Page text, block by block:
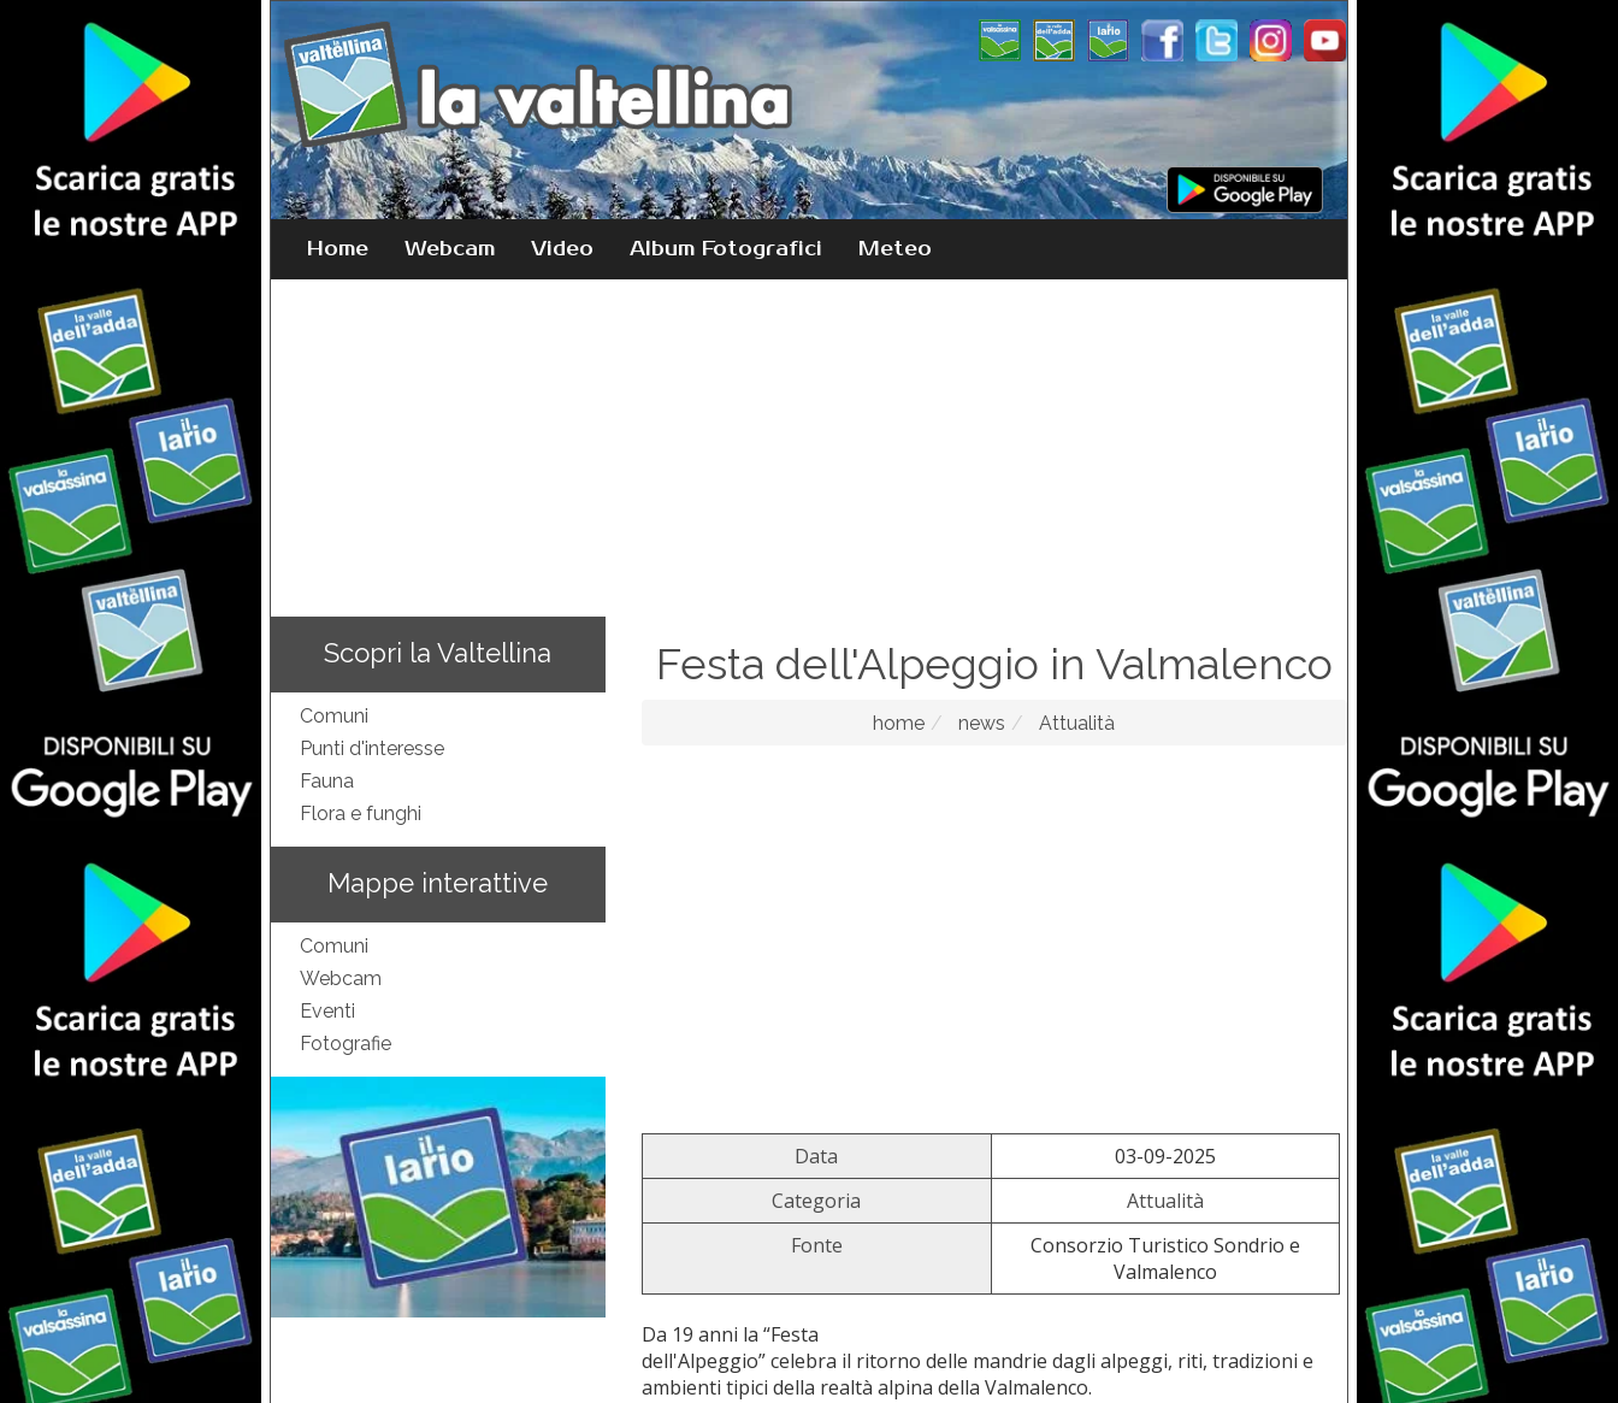
Home Webcam Video Album Fotografici Meteo
Scopri la Valtellina
Comuni
Punti d'interesse
Fauna
Flora e funghi
Mappe interattive
Comuni
Webcam
Eventi
Fotografie
Festa dell'Alpeggio in Valmalenco
home news Attualità
Data
03-09-2025
Categoria
Attualità
Fonte
Consorzio Turistico Sondrio e
Valmalenco
Da 19 anni la “Festa
dell'Alpeggio” celebra il ritorno delle mandrie dagli alpeggi, riti, tradizioni e
ambienti tipici della realtà alpina della Valmalenco.